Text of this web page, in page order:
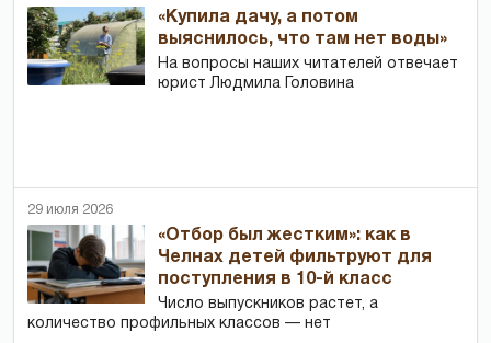
«Купила дачу, а потом
выяснилось, что там нет воды»
На вопросы наших читателей отвечает
юрист Людмила Головина
29 июля 2026
«Отбор был жестким»: как в
Челнах детей фильтруют для
поступления в 10-й класс
Число выпускников растет, а
количество профильных классов — нет